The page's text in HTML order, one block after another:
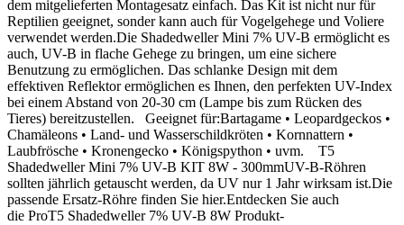
dem mitgelieferten Montagesatz einfach. Das Kit ist nicht nur für
Reptilien geeignet, sonder kann auch für Vogelgehege und Voliere
verwendet werden.Die Shadedweller Mini 7% UV-B ermöglicht es
auch, UV-B in flache Gehege zu bringen, um eine sichere
Benutzung zu ermöglichen. Das schlanke Design mit dem
effektiven Reflektor ermöglichen es Ihnen, den perfekten UV-Index
bei einem Abstand von 20-30 cm (Lampe bis zum Rücken des
Tieres) bereitzustellen. Geeignet für:Bartagame • Leopardgeckos •
Chamäleons • Land- und Wasserschildkröten • Kornnattern •
Laubfrösche • Kronengecko • Königspython • uvm. T5
Shadedweller Mini 7% UV-B KIT 8W - 300mmUV-B-Röhren
sollten jährlich getauscht werden, da UV nur 1 Jahr wirksam ist.Die
passende Ersatz-Röhre finden Sie hier.Entdecken Sie auch
die ProT5 Shadedweller 7% UV-B 8W Produkt-